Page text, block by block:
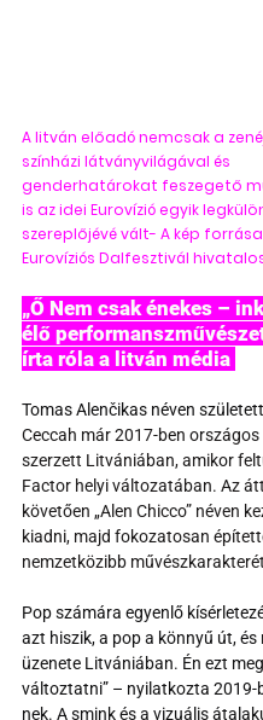
A litván előadó nemcsak a
színházi látványvilágával és
genderhatárokat feszegető
is az idei Eurovízió egyik
szereplőjévé vált- A kép
Eurovíziós Dalfesztivál
„Ő Nem csak énekes –
élő
írta róla a litván média
Tomas Alenčikas néven
Ceccah már 2017-ben
szerzett Litvániában, amikor
Factor helyi változatában. Az
követően „Alen Chicco” néven
kiadni, majd fokozatosan
nemzetközibb
Pop számára egyenlő
azt hiszik, a pop a könnyű út, és
üzenete Litvániában. Én ezt
változtatni” – nyilatkozta 2019-
nek. A smink és a vizuális